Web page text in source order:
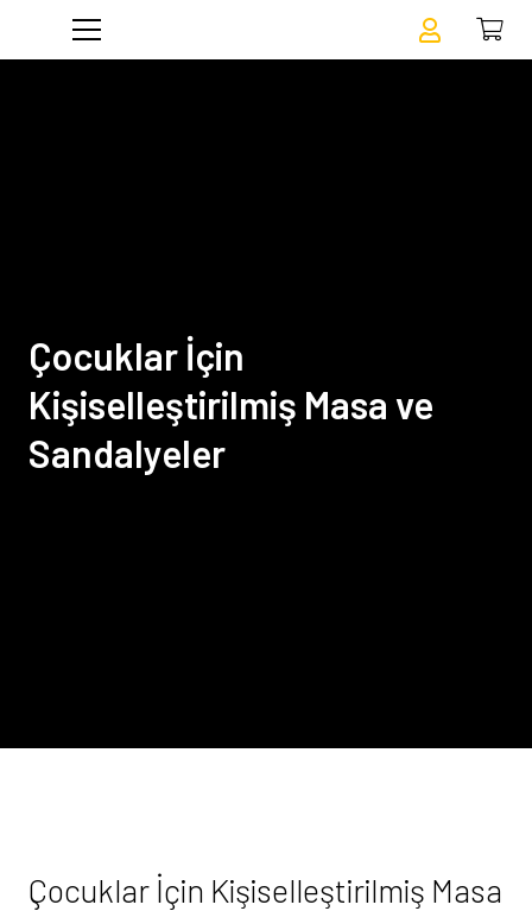
Çocuklar İçin
Kişiselleştirilmiş Masa ve
Sandalyeler
Çocuklar İçin Kişiselleştirilmiş Masa